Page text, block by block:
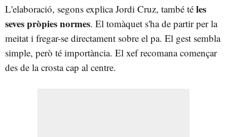
L'elaboració, segons explica Jordi Cruz, també té les
seves pròpies normes. El tomàquet s'ha de partir per la
meitat i fregar-se directament sobre el pa. El gest sembla
simple, però té importància. El xef recomana començar
des de la crosta cap al centre.